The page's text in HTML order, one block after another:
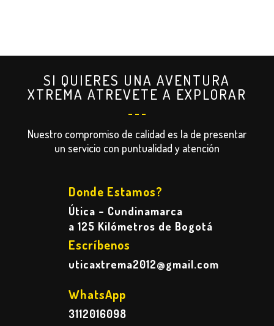
SI QUIERES UNA AVENTURA
XTREMA ATREVETE A EXPLORAR
Nuestro compromiso de calidad es la de presentar
un servicio con puntualidad y atención
Donde Estamos?
Útica – Cundinamarca
a 125 Kilómetros de Bogotá
Escríbenos
uticaxtrema2012@gmail.com
WhatsApp
3112016098